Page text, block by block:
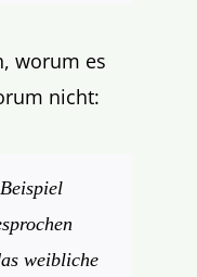
worum es
nicht:
weibliche